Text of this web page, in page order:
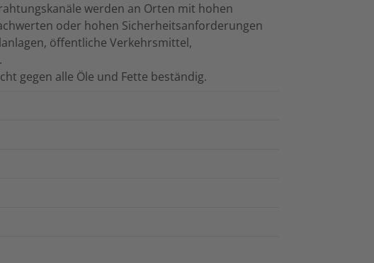
werden an Orten mit hohen
oder hohen Sicherheitsanforderungen
öffentliche Verkehrsmittel,
gegen alle Öle und Fette beständig.